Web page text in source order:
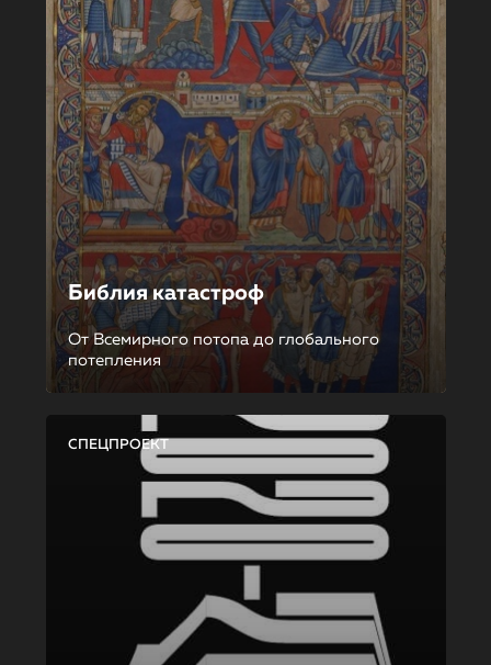
Библия катастроф
От Всемирного потопа до глобального
потепления
СПЕЦПРОЕКТ